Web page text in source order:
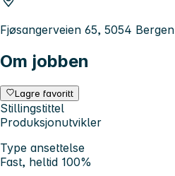
Fjøsangerveien 65, 5054 Bergen
Om jobben
Lagre favoritt
Stillingstittel
Produksjonutvikler
Type ansettelse
Fast, heltid 100%